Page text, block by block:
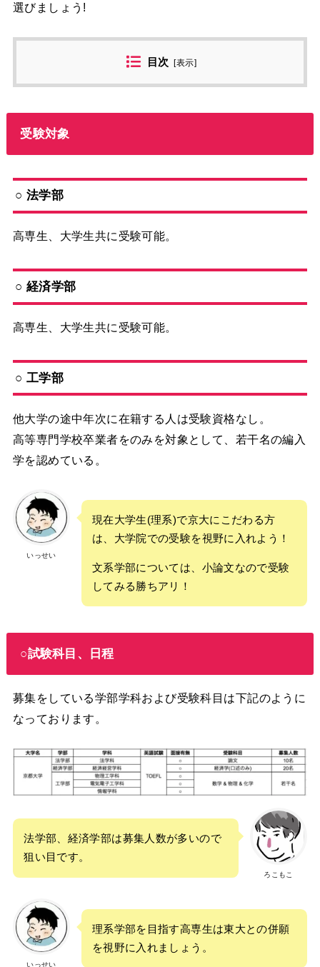
選びましょう!
目次 [表示]
受験対象
○ 法学部
高専生、大学生共に受験可能。
○ 経済学部
高専生、大学生共に受験可能。
○ 工学部
他大学の途中年次に在籍する人は受験資格なし。
高等専門学校卒業者をのみを対象として、若干名の編入
学を認めている。
いっせい
現在大学生(理系)で京大にこだわる方
は、大学院での受験を視野に入れよう！
文系学部については、小論文なので受験
してみる勝ちアリ！
○試験科目、日程
募集をしている学部学科および受験科目は下記のように
なっております。
ろこもこ
法学部、経済学部は募集人数が多いので
狙い目です。
いっせい
理系学部を目指す高専生は東大との併願
を視野に入れましょう。